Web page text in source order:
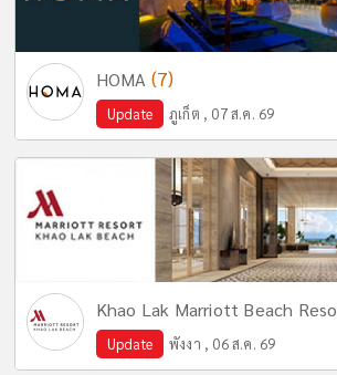
HOMA (7)
Update ภูเก็ต , 07 ส.ค. 69
Khao Lak Marriott Beach
Update พังงา , 06 ส.ค. 69